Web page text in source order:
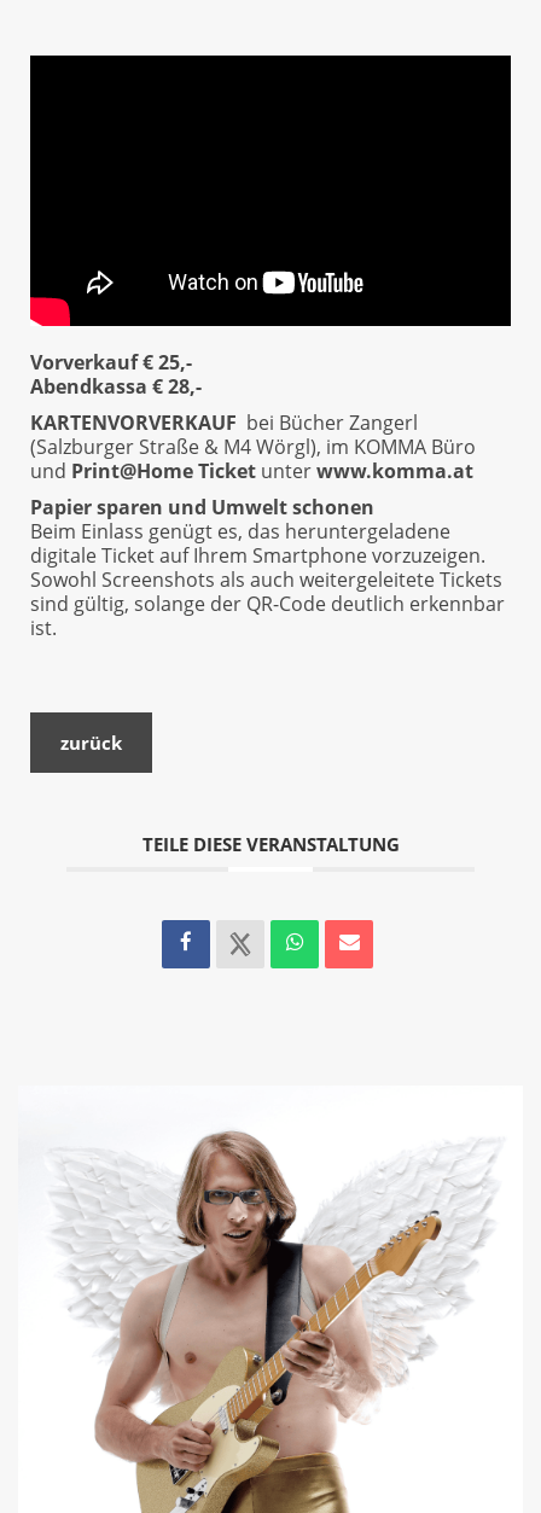
Vorverkauf € 25,-
Abendkassa € 28,-
KARTENVORVERKAUF bei Bücher Zangerl
(Salzburger Straße & M4 Wörgl), im KOMMA Büro
und Print@Home Ticket unterwww.komma.at
Papier sparen und Umwelt schonen
Beim Einlass genügt es, das heruntergeladene
digitale Ticket auf Ihrem Smartphone vorzuzeigen.
Sowohl Screenshots als auch weitergeleitete Tickets
sind gültig, solange der QR-Code deutlich erkennbar
ist.
zurück
TEILE DIESE VERANSTALTUNG